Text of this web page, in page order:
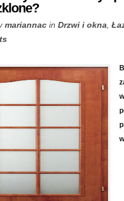
mariannac in Drzwi i okna